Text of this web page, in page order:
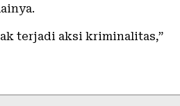
terjadi aksi kriminalitas,”